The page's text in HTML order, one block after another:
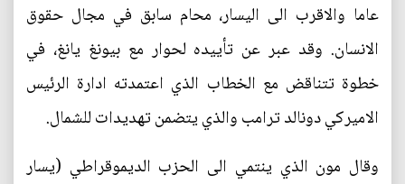
عاما والاقرب الى اليسار، محام سابق في مجال حقوق
الانسان. وقد عبر عن تأييده لحوار مع بيونغ يانغ، في
خطوة تتناقض مع الخطاب الذي اعتمدته ادارة الرئيس
الاميركي دونالد ترامب والذي يتضمن تهديدات للشمال.
وقال مون الذي ينتمي الى الحزب الديموقراطي (يسار